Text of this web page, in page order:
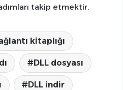
takip etmektir.
kitaplığı
DLL dosyası
DLL indir